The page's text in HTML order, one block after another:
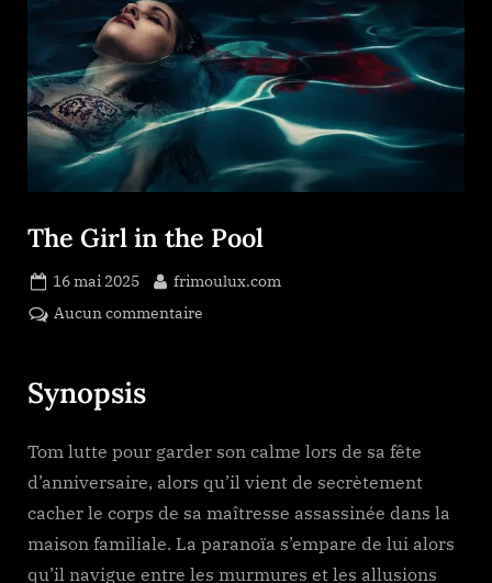
The Girl in the Pool
Posted
on
16 mai 2025 By
frimoulux.com
Aucun commentaire
Synopsis
Tom lutte pour garder son calme lors de sa fête
d’anniversaire, alors qu’il vient de secrètement
cacher le corps de sa maîtresse assassinée dans la
maison familiale. La paranoïa s’empare de lui alors
qu’il navigue entre les murmures et les allusions